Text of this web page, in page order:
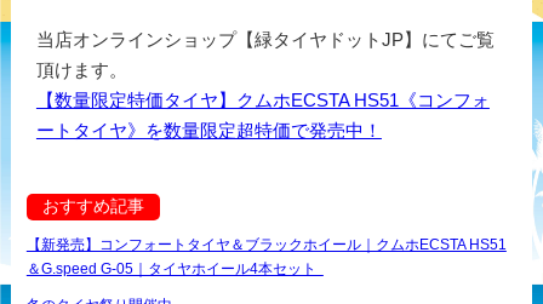
当店オンラインショップ【緑タイヤドットJP】にてご覧
頂けます。
【数量限定特価タイヤ】クムホECSTA HS51《コンフォ
ートタイヤ》を数量限定超特価で発売中！
おすすめ記事
【新発売】コンフォートタイヤ＆ブラックホイール｜クムホECSTA HS51
＆G.speed G-05｜タイヤホイール4本セット